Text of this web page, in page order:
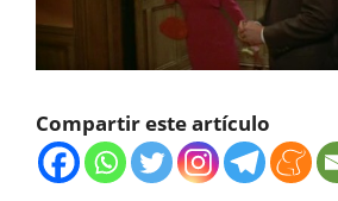
Compartir este artículo